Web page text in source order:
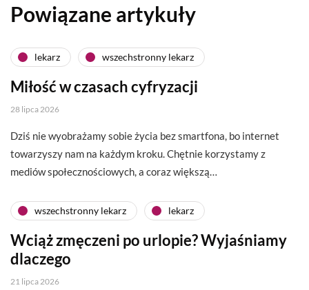
Powiązane artykuły
lekarz wszechstronny lekarz
Miłość w czasach cyfryzacji
28 lipca 2026
Dziś nie wyobrażamy sobie życia bez smartfona, bo internet
towarzyszy nam na każdym kroku. Chętnie korzystamy z
mediów społecznościowych, a coraz większą…
wszechstronny lekarz lekarz
Wciąż zmęczeni po urlopie? Wyjaśniamy
dlaczego
21 lipca 2026